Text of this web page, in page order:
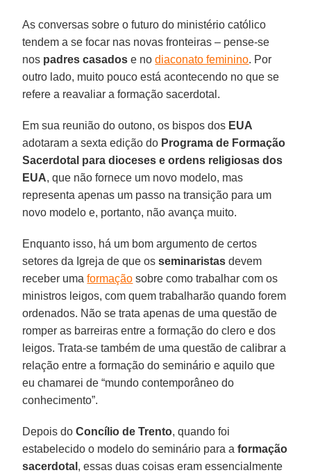
As conversas sobre o futuro do ministério católico
tendem a se focar nas novas fronteiras – pense-se
nos padres casados e nodiaconato feminino. Por
outro lado, muito pouco está acontecendo no que se
refere a reavaliar a formação sacerdotal.
Em sua reunião do outono, os bispos dos EUA
adotaram a sexta edição do Programa de Formação
Sacerdotal para dioceses e ordens religiosas dos
EUA, que não fornece um novo modelo, mas
representa apenas um passo na transição para um
novo modelo e, portanto, não avança muito.
Enquanto isso, há um bom argumento de certos
setores da Igreja de que osseminaristas devem
receber umaformação sobre como trabalhar com os
ministros leigos, com quem trabalharão quando forem
ordenados. Não se trata apenas de uma questão de
romper as barreiras entre a formação do clero e dos
leigos. Trata-se também de uma questão de calibrar a
relação entre a formação do seminário e aquilo que
eu chamarei de “mundo contemporâneo do
conhecimento”.
Depois doConcílio de Trento, quando foi
estabelecido o modelo do seminário para aformação
sacerdotal , essas duas coisas eram essencialmente